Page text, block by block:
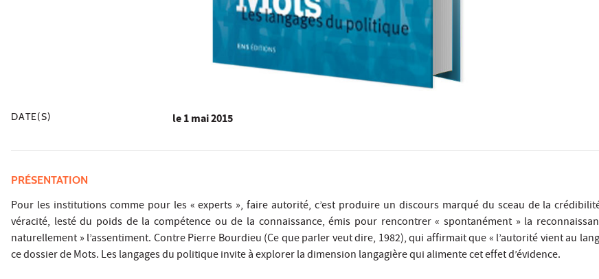
DATE(S) le1 mai 2015
PRÉSENTATION
Pour les institutions comme pour les « experts », faire autorité, c’est produire un discours marqué du sceau de la
véracité, lesté du poids de la compétence ou de la connaissance, émis pour rencontrer « spontanément » la
naturellement » l’assentiment. Contre Pierre Bourdieu (Ce que parler veut dire, 1982), qui affirmait que « l’autorité vient au
ce dossier de Mots. Les langages du politique invite à explorer la dimension langagière qui alimente cet effet d’évidence.